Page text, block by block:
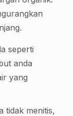
seperti
anda
yang
tidak menitis,